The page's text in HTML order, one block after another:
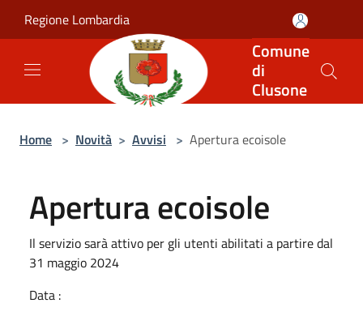
Regione Lombardia
Comune
di
Clusone
Home > Novità > Avvisi > Apertura ecoisole
Apertura ecoisole
Il servizio sarà attivo per gli utenti abilitati a partire dal
31 maggio 2024
Data :